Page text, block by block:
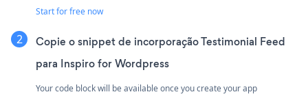
Start for free now
Copie o snippet de incorporação Testimonial Feed
para Inspiro for Wordpress
Your code block will be available once you create your app